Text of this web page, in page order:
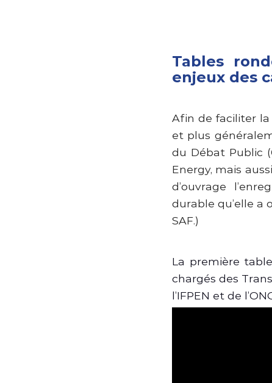
Tables
enjeux des
Afin de faciliter la
et plus
du Débat Public
Energy, mais
d’ouvrage
durable qu’elle a
SAF.)
La première
chargés des
l’IFPEN et de